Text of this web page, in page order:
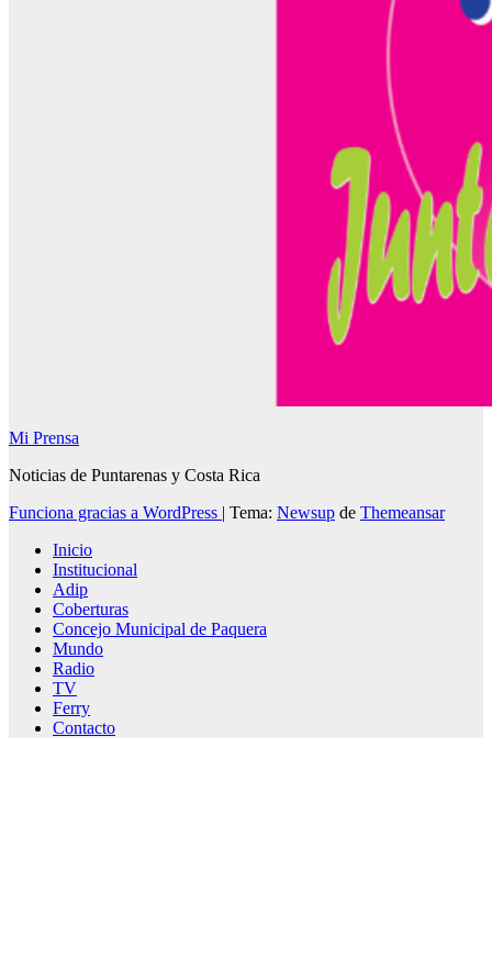
Mi Prensa
Noticias de Puntarenas y Costa Rica
Funciona gracias a WordPress | Tema: Newsup de Themeansar
Inicio
Institucional
Adip
Coberturas
Concejo Municipal de Paquera
Mundo
Radio
TV
Ferry
Contacto